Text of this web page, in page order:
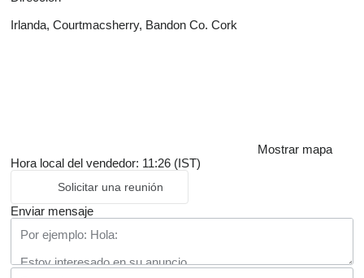
Irlanda, Courtmacsherry, Bandon Co. Cork
Mostrar mapa
Hora local del vendedor: 11:26 (IST)
Solicitar una reunión
Enviar mensaje